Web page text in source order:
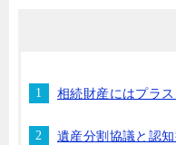
相続財産にはプラ
遺産分割協議と認